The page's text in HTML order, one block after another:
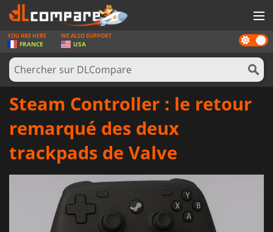
JEUX
CARTES PRÉPAYÉES
LOGICIELS
SE CONNECTER OU S'INSCRIRE
Dark
mode
YOU ARE HERE
FRANCE
WE ALSO SUPPORT
USA
Steam Controller : le retour
remarqué des deux
trackpads de Valve